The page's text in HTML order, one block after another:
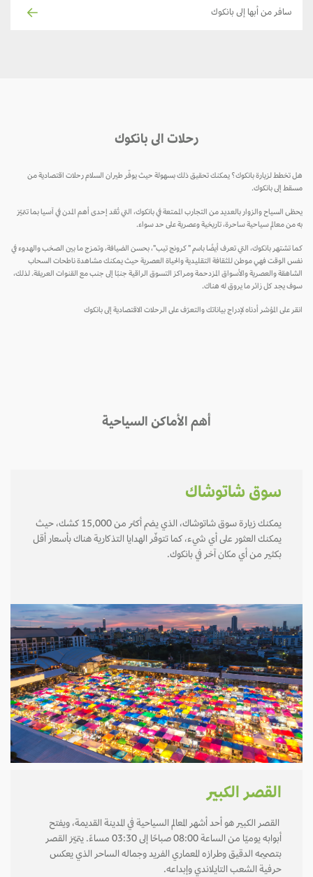
سافر من أبها إلى بانكوك
رحلات الى بانكوك
تخطط لزيارة بانكوك؟ يمكنك تحقيق ذلك بسهولة حيث يوفّر طيران السلام رحلات اقتصادية من
إلى بانكوك.
السياح والزوار بالعديد من التجارب الممتعة في بانكوك، التي تُعّد إحدى أهم المدن في آسيا بما تتميّز
من معالم سياحية ساحرة، تاريخية وعصرية على حد سواء.
تشتهر بانكوك، التي تعرف أيضًا باسم " كرونج تيب"، بحسن الضيافة، وتمزج ما بين الصخب والهدوء في
الوقت فهي موطن للثقافة التقليدية والحياة العصرية حيث يمكنك مشاهدة ناطحات السحاب
والعصرية والأسواق المزدحمة ومراكز التسوق الراقية جنبًا إلى جنب مع القنوات العريقة. لذلك،
يجد كل زائر ما يروق له هناك.
على المؤشر أدناه لإدراج بياناتك والتعرّف على الرحلات الاقتصادية إلى بانكوك
أهم الأماكن السياحية
سوق شاتوشاك
يمكنك زيارة سوق شاتوشاك، الذي يضم أكثر من 15,000 كشك، حيث
يمكنك العثور على أي شيء، كما تتوفّر الهدايا التذكارية هناك بأسعار أقل
بكثير من أي مكان آخر في بانكوك.
القصر الكبير
القصر الكبير هو أحد أشهر المعالم السياحية في المدينة القديمة، ويفتح
أبوابه يوميًا من الساعة 08:00 صباحًا إلى 03:30 مساءً. يتميّز القصر
بتصميمه الدقيق وطرازه المعماري الفريد وجماله الساحر الذي يعكس
حرفية الشعب التايلاندي وإبداعه.